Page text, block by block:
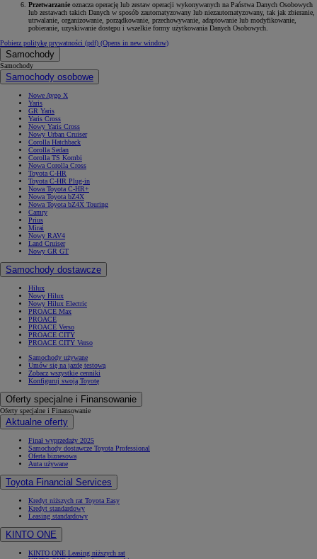
Przetwarzanie oznacza operację lub zestaw operacji wykonywanych na Państwa Danych Osobowych
lub zestawach takich Danych w sposób zautomatyzowany lub niezautomatyzowany, tak jak zbieranie,
utrwalanie, organizowanie, porządkowanie, przechowywanie, adaptowanie lub modyfikowanie,
pobieranie, uzyskiwanie dostępu i wszelkie formy użytkowania Danych Osobowych.
Pobierz politykę prywatności (pdf) (Opens in new window)
Samochody
Samochody
Samochody osobowe
Nowe Aygo X
Yaris
GR Yaris
Yaris Cross
Nowy Yaris Cross
Nowy Urban Cruiser
Corolla Hatchback
Corolla Sedan
Corolla TS Kombi
Nowa Corolla Cross
Toyota C-HR
Toyota C-HR Plug-in
Nowa Toyota C-HR+
Nowa Toyota bZ4X
Nowa Toyota bZ4X Touring
Camry
Prius
Mirai
Nowy RAV4
Land Cruiser
Nowy GR GT
Samochody dostawcze
Hilux
Nowy Hilux
Nowy Hilux Electric
PROACE Max
PROACE
PROACE Verso
PROACE CITY
PROACE CITY Verso
Samochody używane
Umów się na jazdę testową
Zobacz wszystkie cenniki
Konfiguruj swoją Toyotę
Oferty specjalne i Finansowanie
Oferty specjalne i Finansowanie
Aktualne oferty
Finał wyprzedaży 2025
Samochody dostawcze Toyota Professional
Oferta biznesowa
Auta używane
Toyota Financial Services
Kredyt niższych rat Toyota Easy
Kredyt standardowy
Leasing standardowy
KINTO ONE
KINTO ONE Leasing niższych rat